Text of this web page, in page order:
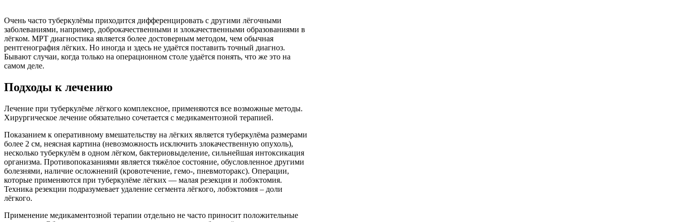
Очень часто туберкулёмы приходится дифференцировать с другими лёгочными
заболеваниями, например, доброкачественными и злокачественными образованиями в
лёгком. МРТ диагностика является более достоверным методом, чем обычная
рентгенография лёгких. Но иногда и здесь не удаётся поставить точный диагноз.
Бывают случаи, когда только на операционном столе удаётся понять, что же это на
самом деле.
Подходы к лечению
Лечение при туберкулёме лёгкого комплексное, применяются все возможные методы.
Хирургическое лечение обязательно сочетается с медикаментозной терапией.
Показанием к оперативному вмешательству на лёгких является туберкулёма размерами
более 2 см, неясная картина (невозможность исключить злокачественную опухоль),
несколько туберкулём в одном лёгком, бактериовыделение, сильнейшая интоксикация
организма. Противопоказаниями является тяжёлое состояние, обусловленное другими
болезнями, наличие осложнений (кровотечение, гемо-, пневмоторакс). Операции,
которые применяются при туберкулёме лёгких — малая резекция и лобэктомия.
Техника резекции подразумевает удаление сегмента лёгкого, лобэктомия – доли
лёгкого.
Применение медикаментозной терапии отдельно не часто приносит положительные